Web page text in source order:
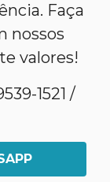
Faça
nossos
valores!
1521 /